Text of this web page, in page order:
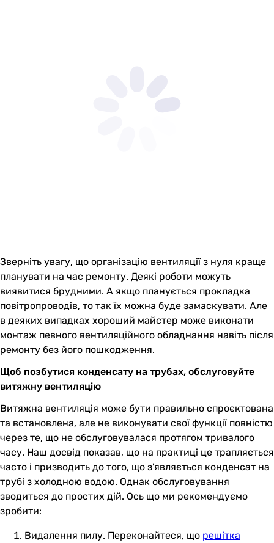
Зверніть увагу, що організацію вентиляції з нуля краще
планувати на час ремонту. Деякі роботи можуть
виявитися брудними. А якщо планується прокладка
повітропроводів, то так їх можна буде замаскувати. Але
в деяких випадках хороший майстер може виконати
монтаж певного вентиляційного обладнання навіть після
ремонту без його пошкодження.
Щоб позбутися конденсату на трубах, обслуговуйте
витяжну вентиляцію
Витяжна вентиляція може бути правильно спроєктована
та встановлена, але не виконувати свої функції повністю
через те, що не обслуговувалася протягом тривалого
часу. Наш досвід показав, що на практиці це трапляється
часто і призводить до того, що з'являється конденсат на
трубі з холодною водою. Однак обслуговування
зводиться до простих дій. Ось що ми рекомендуємо
зробити:
Видалення пилу. Переконайтеся, що решітка